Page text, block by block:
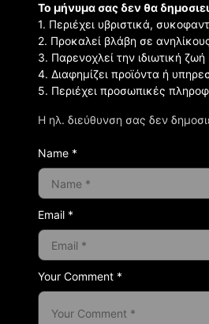
Η ηλ. διεύθυνση σας δεν
Your Comment *
Το μήνυμα σας δεν θα
1. Περιέχει υβριστικά,
2. Προκαλεί βλάβη σε
3. Παρενοχλεί την ιδιωτική
4. Διαφημίζει προϊόντα ή
5. Περιέχει προσωπικές
Name *
Email *